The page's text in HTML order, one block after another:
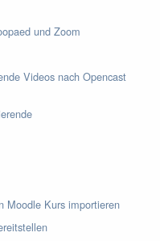
und Zoom
Videos nach Opencast
Moodle Kurs importieren